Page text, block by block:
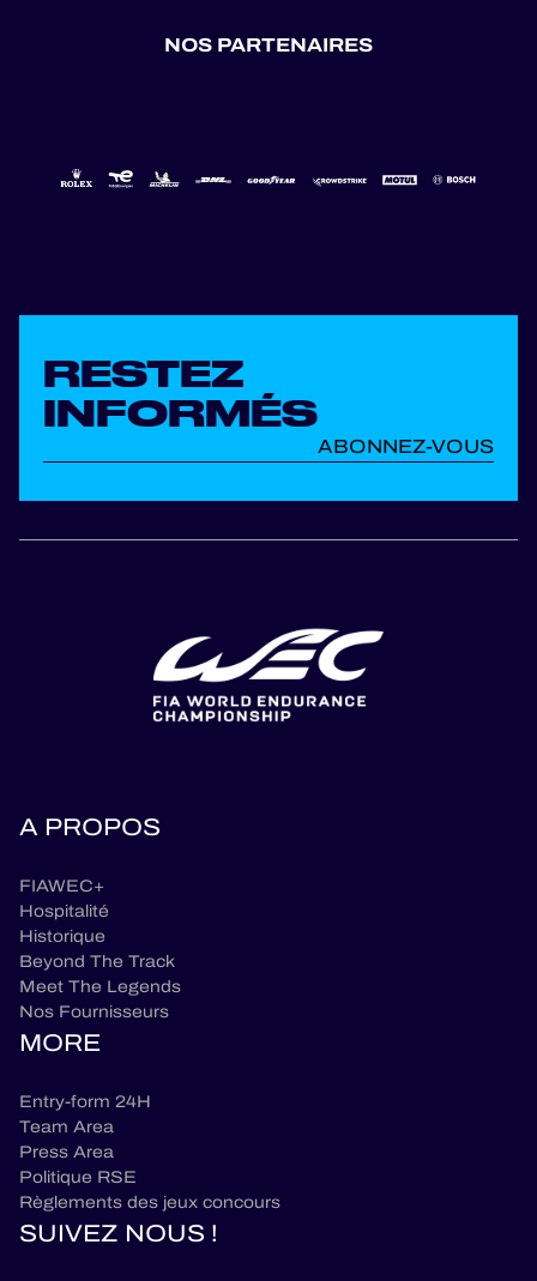
NOS PARTENAIRES
RESTEZ
INFORMÉS
ABONNEZ-VOUS
A PROPOS
FIAWEC+
Hospitalité
Historique
Beyond The Track
Meet The Legends
Nos Fournisseurs
MORE
Entry-form 24H
Team Area
Press Area
Politique RSE
Règlements des jeux concours
SUIVEZ NOUS !